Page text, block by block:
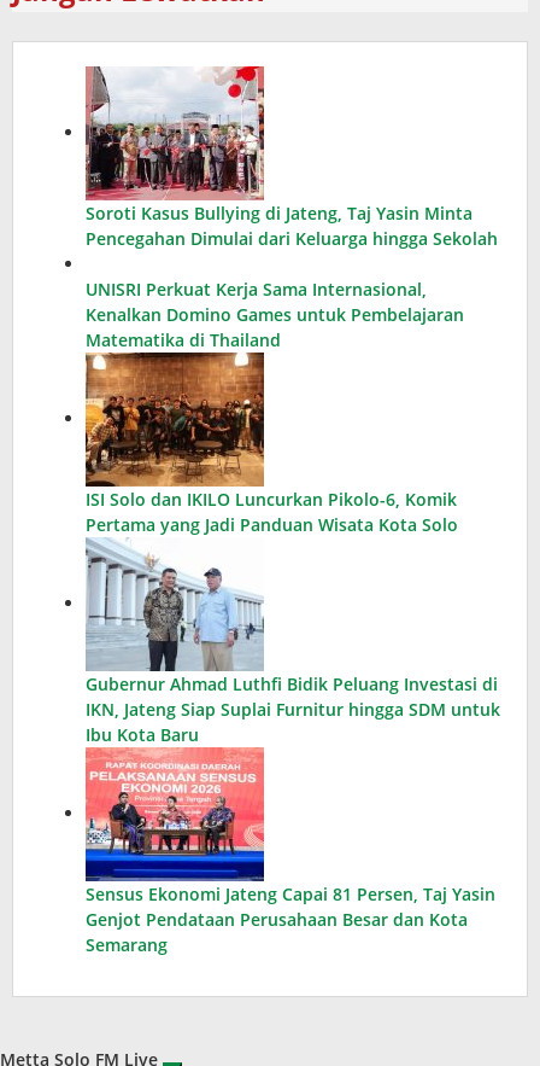
Soroti Kasus Bullying di Jateng, Taj Yasin Minta
Pencegahan Dimulai dari Keluarga hingga Sekolah
UNISRI Perkuat Kerja Sama Internasional,
Kenalkan Domino Games untuk Pembelajaran
Matematika di Thailand
ISI Solo dan IKILO Luncurkan Pikolo-6, Komik
Pertama yang Jadi Panduan Wisata Kota Solo
Gubernur Ahmad Luthfi Bidik Peluang Investasi di
IKN, Jateng Siap Suplai Furnitur hingga SDM untuk
Ibu Kota Baru
Sensus Ekonomi Jateng Capai 81 Persen, Taj Yasin
Genjot Pendataan Perusahaan Besar dan Kota
Semarang
Metta Solo FM Live